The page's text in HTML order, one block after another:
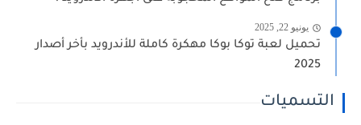
يونيو 22, 2025
تحميل لعبة توكا بوكا مهكرة كاملة للأندرويد بأخر أصدار
2025
التسميات